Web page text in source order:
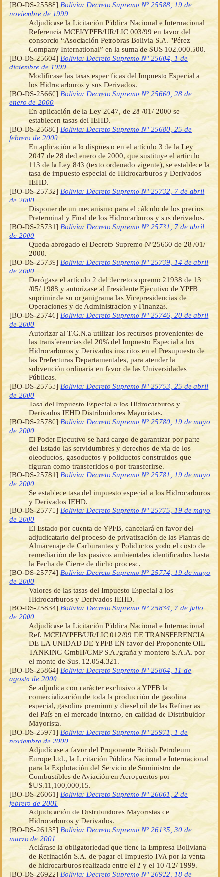
[BO-DS-25588]Bolivia: Decreto Supremo Nº 25588, 19 de
noviembre de 1999
Adjudícase la Licitación Pública Nacional e Internacional
Referencia MCEI/YPFB/UR/LIC 003/99 en favor del
consorcio “Asociación Petrobras Bolivia S.A. "Pérez
Company International” en la suma de $US 102.000.500.
[BO-DS-25604] Bolivia: Decreto Supremo Nº 25604, 1 de
diciembre de 1999
Modifícase las tasas específicas del Impuesto Especial a
los Hidrocarburos y sus Derivados.
[BO-DS-25660] Bolivia: Decreto Supremo Nº 25660, 28 de
enero de 2000
En aplicación de la Ley 2047, de 28 /01/ 2000 se
establecen tasas del IEHD.
[BO-DS-25680] Bolivia: Decreto Supremo Nº 25680, 25 de
febrero de 2000
En aplicación a lo dispuesto en el artículo 3 de la Ley
2047 de 28 ded enero de 2000, que sustituye el artículo
113 de la Ley 843 (texto ordenado vigente), se establece la
tasa de impuesto especial de Hidrocarburos y Derivados
IEHD.
[BO-DS-25732] Bolivia: Decreto Supremo Nº 25732, 7 de abril
de 2000
Disponer de un mecanismo para el cálculo de los precios
Preterminal y Final de los Hidrocarburos y sus derivados.
[BO-DS-25731] Bolivia: Decreto Supremo Nº 25731, 7 de abril
de 2000
Queda abrogado el Decreto Supremo Nº25660 de 28 /01/
2000.
[BO-DS-25739] Bolivia: Decreto Supremo Nº 25739, 14 de abril
de 2000
Derógase el artículo 2 del decreto supremo 21938 de 13
/05/ 1988 y autorízase al Presidente Ejecutivo de YPFB
suprimir de su organigrama las Vicepresidencias de
Operaciones y de Administración y Finanzas.
[BO-DS-25746] Bolivia: Decreto Supremo Nº 25746, 20 de abril
de 2000
Autorizar al T.G.N.a utilizar los recursos provenientes de
las transferencias del 20% del Impuesto Especial a los
Hidrocarburos y Derivados inscritos en el Presupuesto de
las Prefecturas Departamentales, para atender la
subvención ordinaria en favor de las Universidades
Públicas.
[BO-DS-25753] Bolivia: Decreto Supremo Nº 25753, 25 de abril
de 2000
Tasa del Impuesto Especial a los Hidrocarburos y
Derivados IEHD Distribuidores Mayoristas.
[BO-DS-25780] Bolivia: Decreto Supremo Nº 25780, 19 de mayo
de 2000
El Poder Ejecutivo se hará cargo de garantizar por parte
del Estado las servidumbres y derechos de via de los
oleoductos, gasoductos y poliductos construidos que
figuran como transferidos o por transferirse.
[BO-DS-25781] Bolivia: Decreto Supremo Nº 25781, 19 de mayo
de 2000
Se establece tasa del impuesto especial a los Hidrocarburos
y Derivados IEHD.
[BO-DS-25775] Bolivia: Decreto Supremo Nº 25775, 19 de mayo
de 2000
El Estado por cuenta de YPFB, cancelará en favor del
adjudicatario del proceso de privatización de las Plantas de
Almacenaje de Carburantes y Poliductos yodo el costo de
remediación de los pasivos ambientales identificados hasta
la Fecha de Cierre de dicho proceso.
[BO-DS-25774]Bolivia: Decreto Supremo Nº 25774, 19 de mayo
de 2000
Valores de las tasas del Impuesto Especial a los
Hidrocarburos y Derivados IEHD.
[BO-DS-25834] Bolivia: Decreto Supremo Nº 25834, 7 de julio
de 2000
Adjudícase la Licitación Pública Nacional e Internacional
Ref. MCEI/YPFB/UR/LIC 012/99 DE TRANSFERENCIA
DE LA UNIDAD DE YPFB EN favor del Proponente OIL
TANKING GmbH/GMP S.A./graña y montero S.A.A. por
el monto de $us. 12.054.321.
[BO-DS-25864] Bolivia: Decreto Supremo Nº 25864, 11 de
agosto de 2000
Se adjudica con carácter exclusivo a YPFB la
comercialización de toda la producción de gasolina
especial, gasolina premium y diesel oíl de las Refinerías
del País en el mercado interno, en calidad de Distribuidor
Mayorista.
[BO-DS-25971] Bolivia: Decreto Supremo Nº 25971, 1 de
noviembre de 2000
Adjudícase a favor del Proponente British Petroleum
Europe Ltd., la Licitación Pública Nacional e Internacional
para la Explotación del Servicio de Suministro de
Combustibles de Aviación en Aeropuertos por
$US.11,100,000,15.
[BO-DS-26061] Bolivia: Decreto Supremo Nº 26061, 2 de
febrero de 2001
Adjudicación de Distribuidores Mayoristas de
Hidrocarburos y Derivados.
[BO-DS-26135] Bolivia: Decreto Supremo Nº 26135, 30 de
marzo de 2001
Aclárase la obligatoriedad que tiene la Empresa Boliviana
de Refinación S.A. de pagar el Impuesto IVA por la venta
de hidrocarburos realizada entre el 2 y el 10 /12/ 1999.
[BO-DS-26922] Bolivia: Decreto Supremo Nº 26922, 18 de